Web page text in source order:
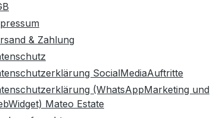
& Zahlung
SocialMediaAuftritte
(WhatsAppMarketing und
Mateo Estate